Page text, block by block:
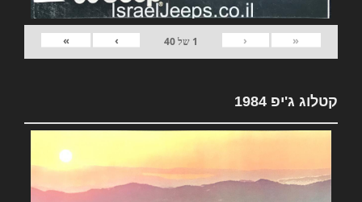
«
‹
1 של40
›
»
קטלוג ג'יפ 1984